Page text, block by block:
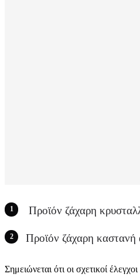
Προϊόν ζάχαρη
Προϊόν ζάχαρη
Σημειώνεται ότι οι σχετικοί